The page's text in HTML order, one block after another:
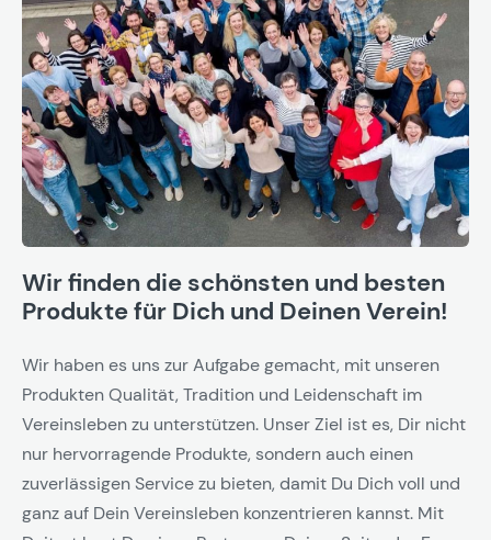
Wir finden die schönsten und besten
Produkte für Dich und Deinen Verein!
Wir haben es uns zur Aufgabe gemacht, mit unseren
Produkten Qualität, Tradition und Leidenschaft im
Vereinsleben zu unterstützen. Unser Ziel ist es, Dir nicht
nur hervorragende Produkte, sondern auch einen
zuverlässigen Service zu bieten, damit Du Dich voll und
ganz auf Dein Vereinsleben konzentrieren kannst. Mit